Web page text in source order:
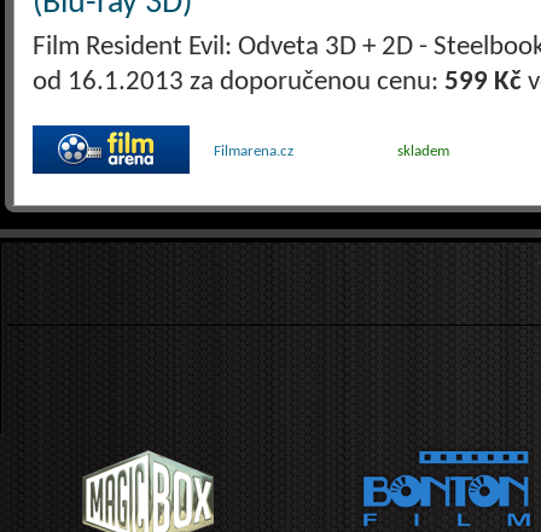
Film Resident Evil: Odveta 3D + 2D -
od 16.1.2013 za doporučenou cenu: 599 Kč
Filmarena.cz skladem